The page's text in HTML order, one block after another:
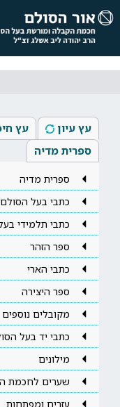
עץ עיון עץ
ספרית מדיה
ספרית מדיה
כתבי בעל הסולם
כתבי תלמידי
ספר הזהר
כתבי הארי
ספר היצירה
מקובלים נוספים
כתבי יד בעל
מילונים
שערים לחכמת
עזרים ומפתחות